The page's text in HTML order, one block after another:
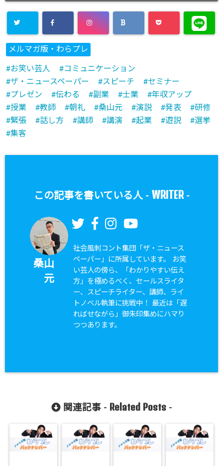
メルマガ版・わらプレ
お笑い芸人
コミュニケーション
ザ・ニュースペーパー
スピーチ
セミナー
プレゼン
伝わる 副業 士業
年収アップ
授業
教師 朝礼 桑山元 演説 発表
研修
緊張
話し方 講師 講演 起業 遊説
選挙
集客
この記事を書いている人 - WRITER-
桑山
元
社会風刺コント集団「ザ・ニュース
ペーパー」に所属しています。 お笑
い芸人の傍ら、「わかりやすい伝え
方」を極めるべく、セールスライタ
ー、スピーチライター、講師、ライ
トノベル執筆に挑戦中！ 最近は「遅
ればせながら」御朱印集めにハマり
つつあります。
関連記事 - Related Posts-